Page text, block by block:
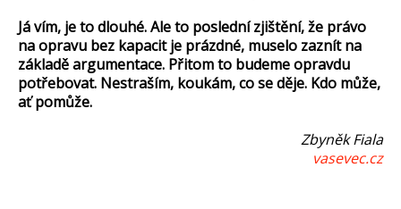
Já vím, je to dlouhé. Ale to poslední zjištění, že právo
na opravu bez kapacit je prázdné, muselo zaznít na
základě argumentace. Přitom to budeme opravdu
potřebovat. Nestraším, koukám, co se děje. Kdo může,
ať pomůže.
Zbyněk Fiala
vasevec.cz